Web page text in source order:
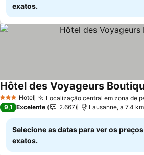
exatos.
3 EstrelasHotel Localização central em zona de
Hôtel des Voyageurs
9,1 Excelente 2.667 Lausanne, a 7.4
Selecione as datas para ver os preços
exatos.